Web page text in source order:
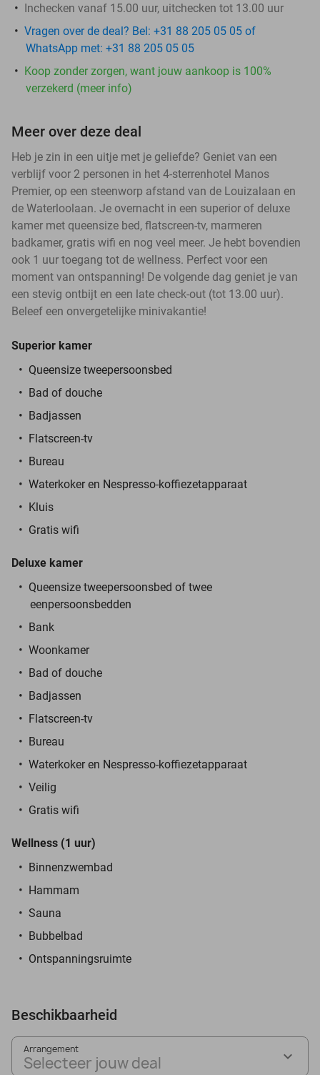
Inchecken vanaf 15.00 uur, uitchecken tot 13.00 uur
Vragen over de deal? Bel: +31 88 205 05 05 of
WhatsApp met: +31 88 205 05 05
Koop zonder zorgen, want jouw aankoop is 100%
verzekerd (meer info)
Meer over deze deal
Heb je zin in een uitje met je geliefde? Geniet van een
verblijf voor 2 personen in het 4-sterrenhotel Manos
Premier, op een steenworp afstand van de Louizalaan en
de Waterloolaan. Je overnacht in een superior of deluxe
kamer met queensize bed, flatscreen-tv, marmeren
badkamer, gratis wifi en nog veel meer. Je hebt bovendien
ook 1 uur toegang tot de wellness. Perfect voor een
moment van ontspanning! De volgende dag geniet je van
een stevig ontbijt en een late check-out (tot 13.00 uur).
Beleef een onvergetelijke minivakantie!
Superior kamer
Queensize tweepersoonsbed
Bad of douche
Badjassen
Flatscreen-tv
Bureau
Waterkoker en Nespresso-koffiezetapparaat
Kluis
Gratis wifi
Deluxe kamer
Queensize tweepersoonsbed of twee
eenpersoonsbedden
Bank
Woonkamer
Bad of douche
Badjassen
Flatscreen-tv
Bureau
Waterkoker en Nespresso-koffiezetapparaat
Veilig
Gratis wifi
Wellness (1 uur)
Binnenzwembad
Hammam
Sauna
Bubbelbad
Ontspanningsruimte
Beschikbaarheid
Arrangement
Selecteer jouw deal